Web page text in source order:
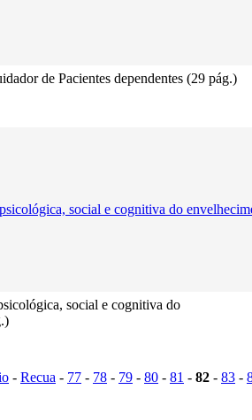
de Pacientes dependentes (29 pág.)
social e cognitiva do
social e cognitiva do
- Recua - 77 - 78 - 79 - 80 - 81 - 82 - 83 -